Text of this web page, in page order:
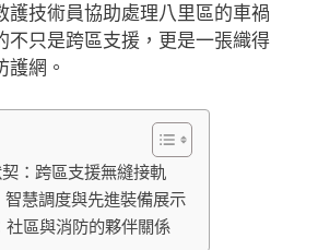
護技術員協助處理八里區的車禍
不只是跨區支援，更是一張織得
護網。
：跨區支援無縫接軌
慧調度與先進裝備展示
社區與消防的夥伴關係